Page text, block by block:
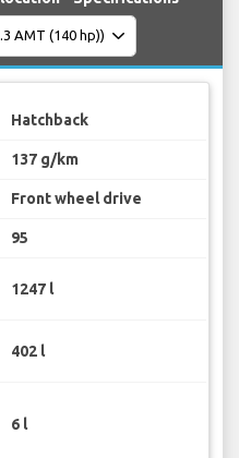
Hatchback
137 g/km
Front wheel drive
95
1247 l
402 l
6 l